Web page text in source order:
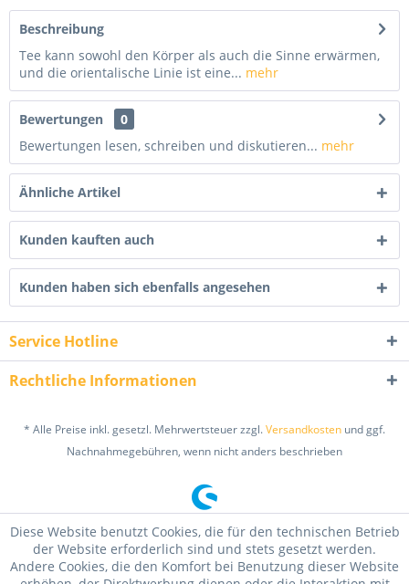
Beschreibung
Tee kann sowohl den Körper als auch die Sinne erwärmen,
und die orientalische Linie ist eine... mehr
Bewertungen
0
Bewertungen lesen, schreiben und diskutieren... mehr
Ähnliche Artikel
Kunden kauften auch
Kunden haben sich ebenfalls angesehen
Service Hotline
Rechtliche Informationen
* Alle Preise inkl. gesetzl. Mehrwertsteuer zzgl.Versandkosten und ggf.
Nachnahmegebühren, wenn nicht anders beschrieben
Diese Website benutzt Cookies, die für den technischen Betrieb
der Website erforderlich sind und stets gesetzt werden.
Andere Cookies, die den Komfort bei Benutzung dieser Website